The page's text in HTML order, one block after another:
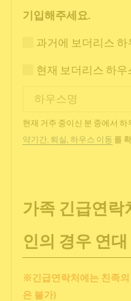
기입해주세요.
과거에 보더리스
현재 보더리스 하우
현재 거주 중이신 분 중에서
약기간, 퇴실, 하우스 이동 를
가족 긴급연
인의 경우 연
※긴급연락처에는 친족
은 불가)